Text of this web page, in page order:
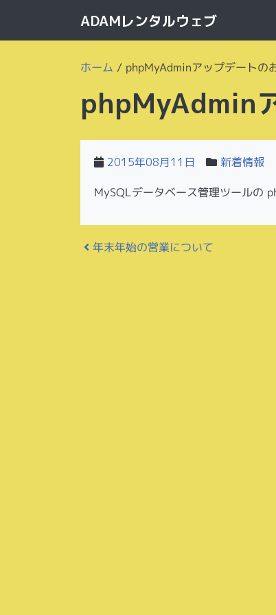
ADAMレンタルウェブ
ホーム / phpMyAdminアップデートの
phpMyAdmin
2015年08月11日 新着情報
MySQLデータベース管理ツールの
投稿ナビゲーション
年末年始の営業について